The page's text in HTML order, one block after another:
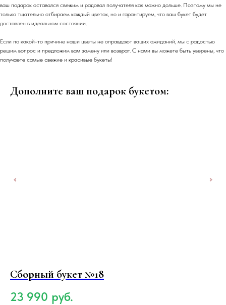
ваш подарок оставался свежим и радовал получателя как можно дольше. Поэтому мы не
только тщательно отбираем каждый цветок, но и гарантируем, что ваш букет будет
доставлен в идеальном состоянии.
Если по какой-то причине наши цветы не оправдают ваших ожиданий, мы с радостью
решим вопрос и предложим вам замену или возврат. С нами вы можете быть уверены, что
получаете самые свежие и красивые букеты!
Дополните ваш подарок букетом:
Сборный букет №18
23 990 руб.